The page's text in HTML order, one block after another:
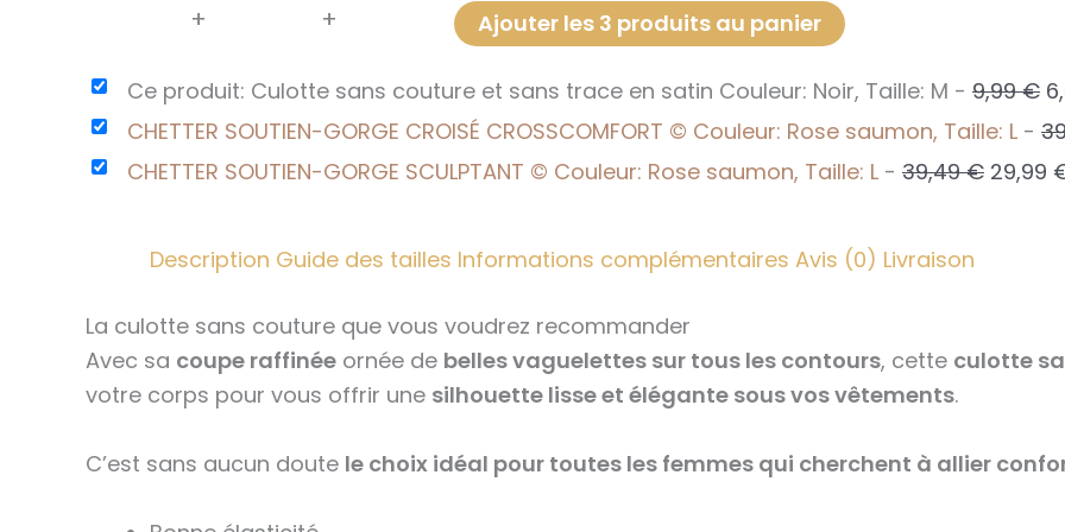
+ +
Ajouter les 3 produits au panier
Ce produit: Culotte sans couture et sans trace en satin Couleur: Noir, Taille: M - 9,99€ Le
CHETTER SOUTIEN-GORGE CROISÉ CROSSCOMFORT © Couleur: Rose saumon, Taille: L -
CHETTER SOUTIEN-GORGE SCULPTANT © Couleur: Rose saumon, Taille: L - 39,49€ Le
29,99
Description Guide des tailles Informations complémentaires Avis (0) Livraison
La culotte sans couture que vous voudrez recommander
Avec sa coupe raffinée ornée de belles vaguelettes sur tous les contours, cette culotte
votre corps pour vous offrir une silhouette lisse et élégante sous vos vêtements.
C’est sans aucun doute le choix idéal pour toutes les femmes qui cherchent à allier